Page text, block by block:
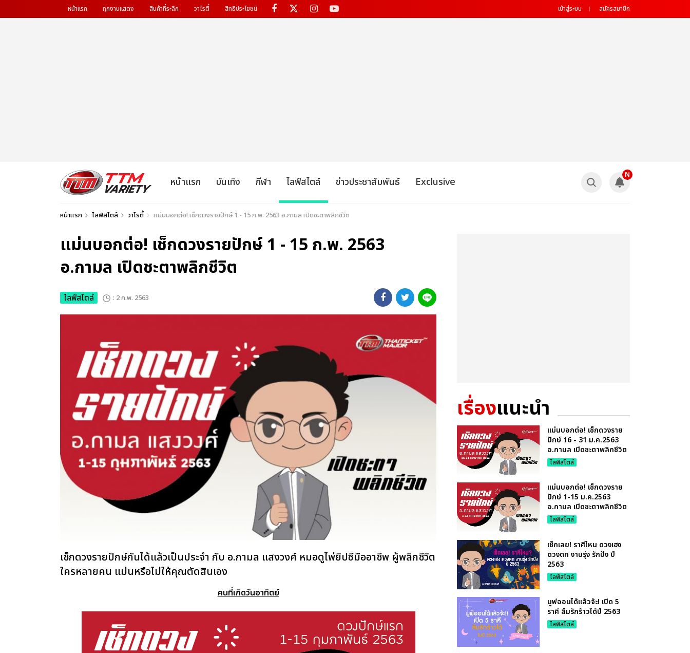
หน้าแรก ทุกงานแสดง สินค้าที่ระลึก วาไรตี้ สิทธิประโยชน์ เข้าสู่ระบบ สมัครสมาชิก
หน้าแรก บันเทิง กีฬา ไลฟ์สไตล์ ข่าวประชาสัมพันธ์ Exclusive
N
หน้าแรก ไลฟ์สไตล์ วาไรตี้ แม่นบอกต่อ! เช็กดวงรายปักษ์ 1 - 15 ก.พ. 2563 อ.กามล เปิดชะตาพลิกชีวิต
แม่นบอกต่อ! เช็กดวงรายปักษ์ 1 - 15 ก.พ. 2563
อ.กามล เปิดชะตาพลิกชีวิต
ไลฟ์สไตล์ : 2 ก.พ. 2563
เช็กดวงรายปักษ์กันได้แล้วเป็นประจำ กับ อ.กามล แสงวงศ์ หมอดูไพ่ยิปซีมืออาชีพ ผู้พลิกชีวิต
ใครหลายคน แม่นหรือไม่ให้คุณตัดสินเอง
คนที่เกิดวันอาทิตย์
เรื่องแนะนำ
แม่นบอกต่อ! เช็กดวงราย
ปักษ์ 16 - 31 ม.ค.2563
อ.กามล เปิดชะตาพลิกชีวิต
ไลฟ์สไตล์
แม่นบอกต่อ! เช็กดวงราย
ปักษ์ 1-15 ม.ค.2563
อ.กามล เปิดชะตาพลิกชีวิต
ไลฟ์สไตล์
เช็กเลย! ราศีไหน ดวงเฮง
ดวงตก งานรุ่ง รักปัง ปี
2563
ไลฟ์สไตล์
มูฟออนได้แล้วจ้ะ! เปิด 5
ราศี ลืมรักร้าวได้ปี 2563
ไลฟ์สไตล์